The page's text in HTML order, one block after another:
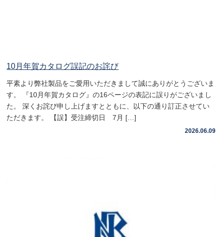
10月年賀カタログ誤記のお詫び
平素より弊社製品をご愛用いただきまして誠にありがとうございま
す。 『10月年賀カタログ』の16ページの表記に誤りがございまし
た。 深くお詫び申し上げますとともに、以下の通り訂正させてい
ただきます。 【誤】受注締切日 7月 […]
2026.06.09